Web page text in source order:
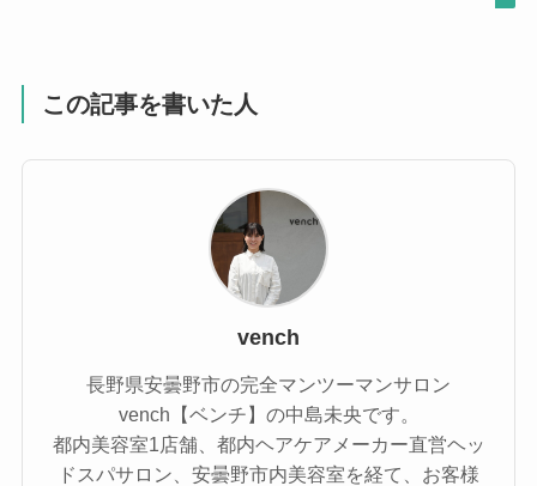
この記事を書いた人
vench
長野県安曇野市の完全マンツーマンサロン
vench【ベンチ】の中島未央です。
都内美容室1店舗、都内ヘアケアメーカー直営ヘッ
ドスパサロン、安曇野市内美容室を経て、お客様